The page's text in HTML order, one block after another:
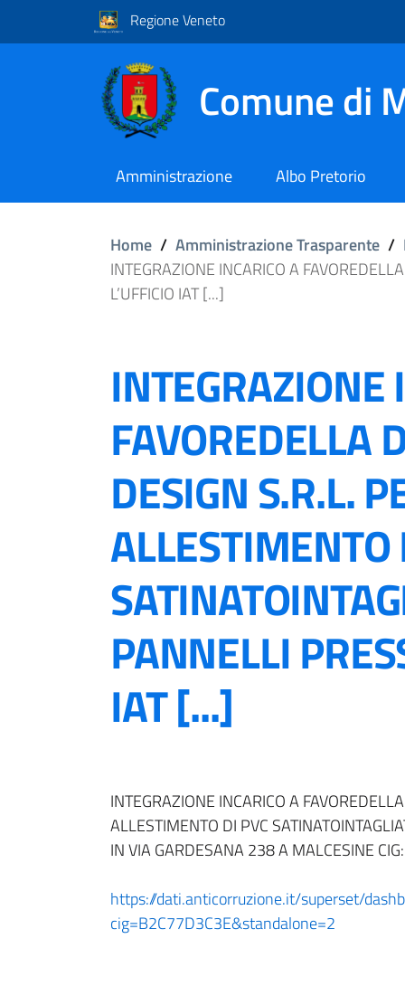
Regione Veneto
Comune di
Amministrazione Albo Pretorio
Home / Amministrazione Trasparente /
INTEGRAZIONE INCARICO A
L’UFFICIO IAT [...]
INTEGRAZIONE
FAVOREDELLA
DESIGN S.R.L.
ALLESTIMENTO
PANNELLI
IAT [...]
INTEGRAZIONE INCARICO A
ALLESTIMENTO DI PVC
IN VIA GARDESANA 238 A MALCESINE
https://dati.anticorruzione.it/superset/
cig=B2C77D3C3E&standalone=2